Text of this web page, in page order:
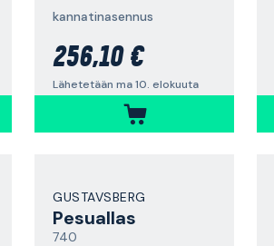
kannatinasennus
256,10 €
Lähetetään ma 10. elokuuta
GUSTAVSBERG
Pesuallas
740